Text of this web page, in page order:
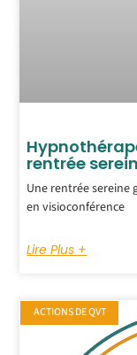
rentrée
Une rentrée sereine
en visioconférence
Lire Plus +
ACTIONS DE QVT